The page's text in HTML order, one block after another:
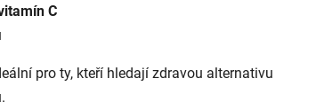
C
pro ty, kteří hledají zdravou alternativu